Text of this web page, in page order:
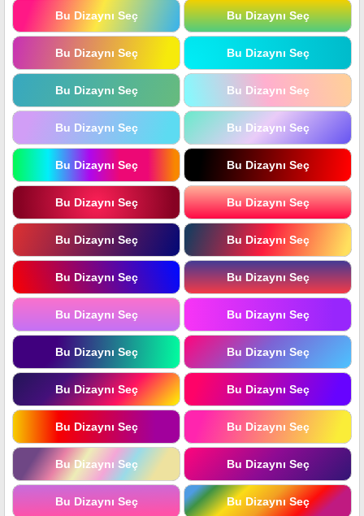
Bu Dizaynı Seç Bu Dizaynı Seç
Bu Dizaynı Seç Bu Dizaynı Seç
Bu Dizaynı Seç Bu Dizaynı Seç
Bu Dizaynı Seç Bu Dizaynı Seç
Bu Dizaynı Seç Bu Dizaynı Seç
Bu Dizaynı Seç Bu Dizaynı Seç
Bu Dizaynı Seç Bu Dizaynı Seç
Bu Dizaynı Seç Bu Dizaynı Seç
Bu Dizaynı Seç Bu Dizaynı Seç
Bu Dizaynı Seç Bu Dizaynı Seç
Bu Dizaynı Seç Bu Dizaynı Seç
Bu Dizaynı Seç Bu Dizaynı Seç
Bu Dizaynı Seç Bu Dizaynı Seç
Bu Dizaynı Seç Bu Dizaynı Seç